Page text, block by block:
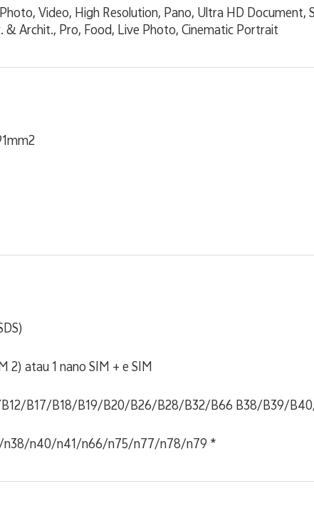
Video, High Resolution, Pano, Ultra HD Document,
& Archit., Pro, Food, Live Photo, Cinematic Portrait
2) atau 1 nano SIM + e SIM
B17/B18/B19/B20/B26/B28/B32/B66 B38/B39/
n40/n41/n66/n75/n77/n78/n79 *